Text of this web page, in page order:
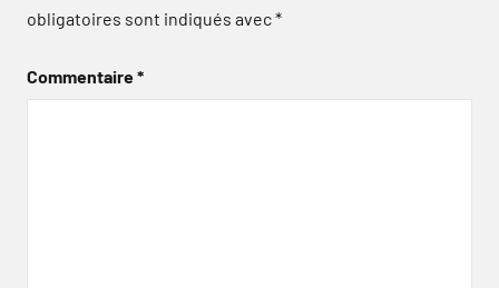
obligatoires sont indiqués avec*
Commentaire*